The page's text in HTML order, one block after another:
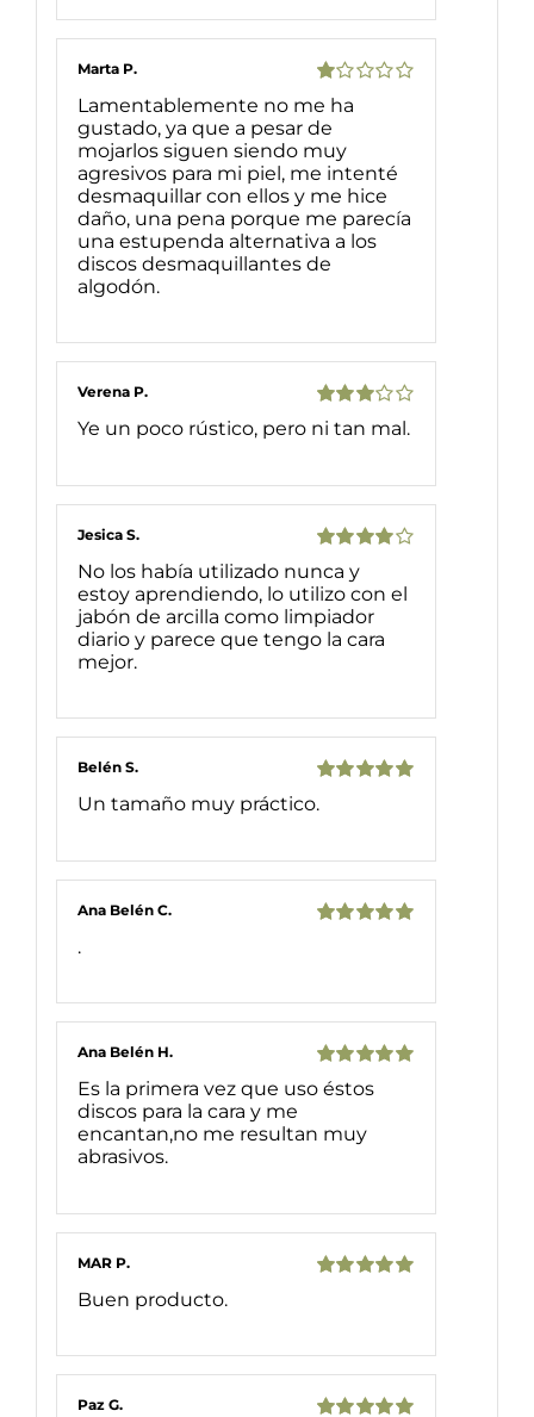
Valorado
con
1
de
5
Marta P.
Lamentablemente no me ha
gustado, ya que a pesar de
mojarlos siguen siendo muy
agresivos para mi piel, me intenté
desmaquillar con ellos y me hice
daño, una pena porque me parecía
una estupenda alternativa a los
discos desmaquillantes de
algodón.
Valorado
con3de
Verena P.
Ye un poco rústico, pero ni tan mal.
Valorado
con 4de 5
Jesica S.
No los había utilizado nunca y
estoy aprendiendo, lo utilizo con el
jabón de arcilla como limpiador
diario y parece que tengo la cara
mejor.
con
Belén S.
Un tamaño muy práctico.
Ana Belén C.
.
Valorado
con5de 5
Ana Belén H.
Es la primera vez que uso éstos
discos para la cara y me
encantan,no me resultan muy
abrasivos.
MAR P.
Buen producto.
Paz G.